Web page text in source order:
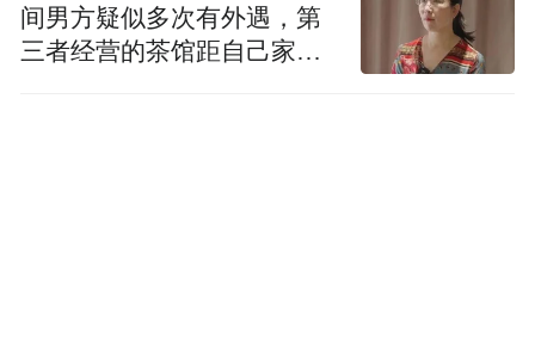
间男方疑似多次有外遇，第
三者经营的茶馆距自己家步